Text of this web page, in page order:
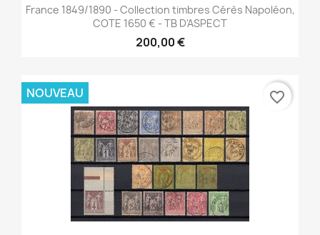
France 1849/1890 - Collection timbres Cérès Napoléon,
COTE 1650 € - TB D'ASPECT
200,00 €
NOUVEAU favorite_border